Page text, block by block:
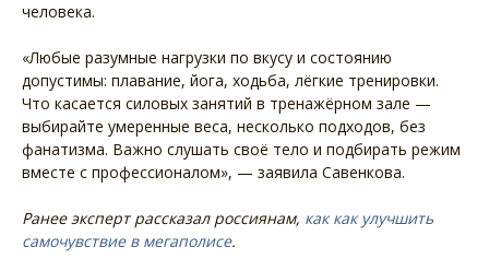
человека.
«Любые разумные нагрузки по вкусу и состоянию
допустимы: плавание, йога, ходьба, лёгкие тренировки.
Что касается силовых занятий в тренажёрном зале —
выбирайте умеренные веса, несколько подходов, без
фанатизма. Важно слушать своё тело и подбирать режим
вместе с профессионалом», — заявила Савенкова.
Ранее эксперт рассказал россиянам, как как улучшить
самочувствие в мегаполисе.